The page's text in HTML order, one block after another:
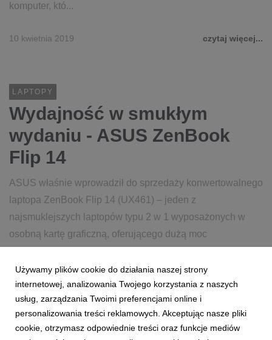
komputer, któ...
10 kwietnia 2019 czytaj więcej...
LAPTOPY
Wydajność w smukłym
wydaniu - ASUS ZenBook
Flip 14
ASUS właśnie wprowadził do sprzedaży konwertowalnego
laptopa ZenBook Flip 14 (UX461) – jeden z
najsmuklejszych laptopów typu 2 w 1 wyposażonych w
osobną kartę graficzną, oferującego dużą moc
narzędziem do zadań kreatyw...
13 czerwca 2018
ASUS LAPTOP ZENBOOK FLIP ZENBOOK FLIP
Używamy plików cookie do działania naszej strony
internetowej, analizowania Twojego korzystania z naszych
usług, zarządzania Twoimi preferencjami online i
personalizowania treści reklamowych. Akceptując nasze pliki
cookie, otrzymasz odpowiednie treści oraz funkcje mediów